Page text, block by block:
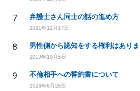
7 弁護士さん同士の話の進め方
2021年12月17日
8
2019年10月5日
9 不倫相手への誓約書について
2026年6月26日